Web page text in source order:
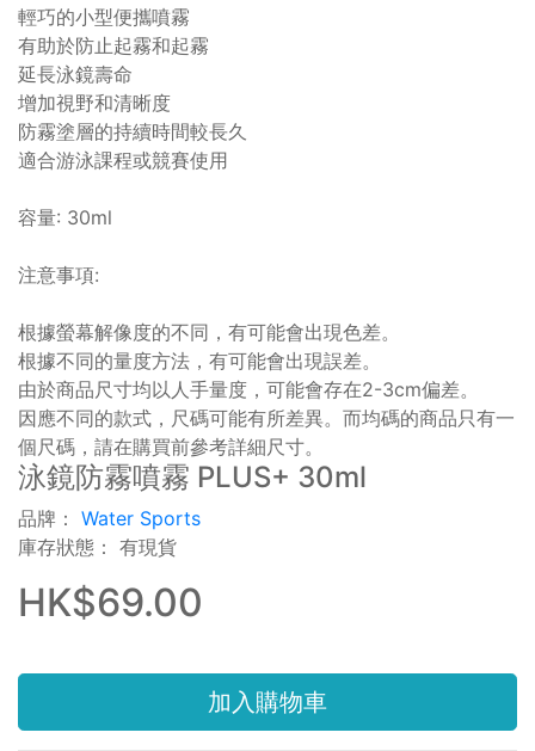
輕巧的小型便攜噴霧
有助於防止起霧和起霧
延長泳鏡壽命
增加視野和清晰度
防霧塗層的持續時間較長久
適合游泳課程或競賽使用
容量: 30ml
注意事項:
根據螢幕解像度的不同，有可能會出現色差。
根據不同的量度方法，有可能會出現誤差。
由於商品尺寸均以人手量度，可能會存在2-3cm偏差。
因應不同的款式，尺碼可能有所差異。而均碼的商品只有一
個尺碼，請在購買前參考詳細尺寸。
泳鏡防霧噴霧 PLUS+ 30ml
品牌： Water Sports
庫存狀態： 有現貨
HK$69.00
加入購物車